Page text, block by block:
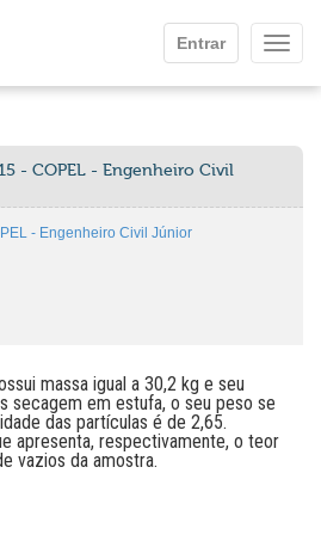
Entrar
- COPEL - Engenheiro Civil
- Engenheiro Civil Júnior
massa igual a 30,2 kg e seu
secagem em estufa, o seu peso se
das partículas é de 2,65.
apresenta, respectivamente, o teor
vazios da amostra.